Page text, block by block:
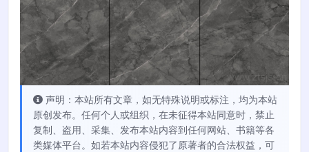
声明：本站所有文章，如无特殊说明或标注，均为本站
原创发布。任何个人或组织，在未征得本站同意时，禁止
复制、盗用、采集、发布本站内容到任何网站、书籍等各
类媒体平台。如若本站内容侵犯了原著者的合法权益，可